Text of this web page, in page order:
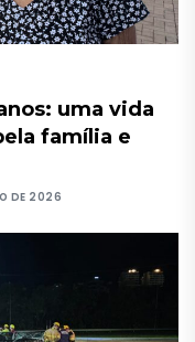
uma vida
família e
DE 2026